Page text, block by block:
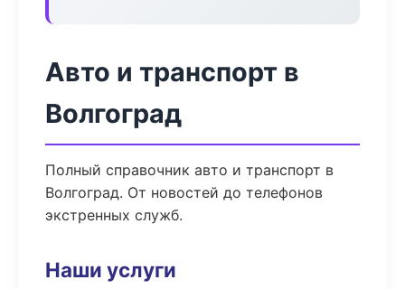
Авто и транспорт в
Волгоград
Полный справочник авто и транспорт в
Волгоград. От новостей до телефонов
экстренных служб.
Наши услуги